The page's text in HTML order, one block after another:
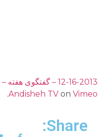
12-16-2013 – گفتگوی هفته – Goftegooye Hafteh
Andisheh TV on Vimeo
.
Share: